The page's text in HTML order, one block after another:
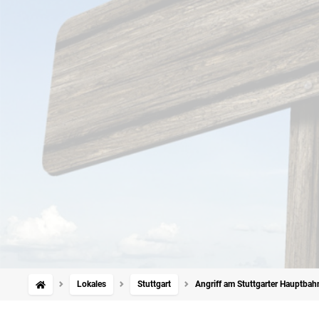
Lokales Stuttgart Angriff am Stuttgarter